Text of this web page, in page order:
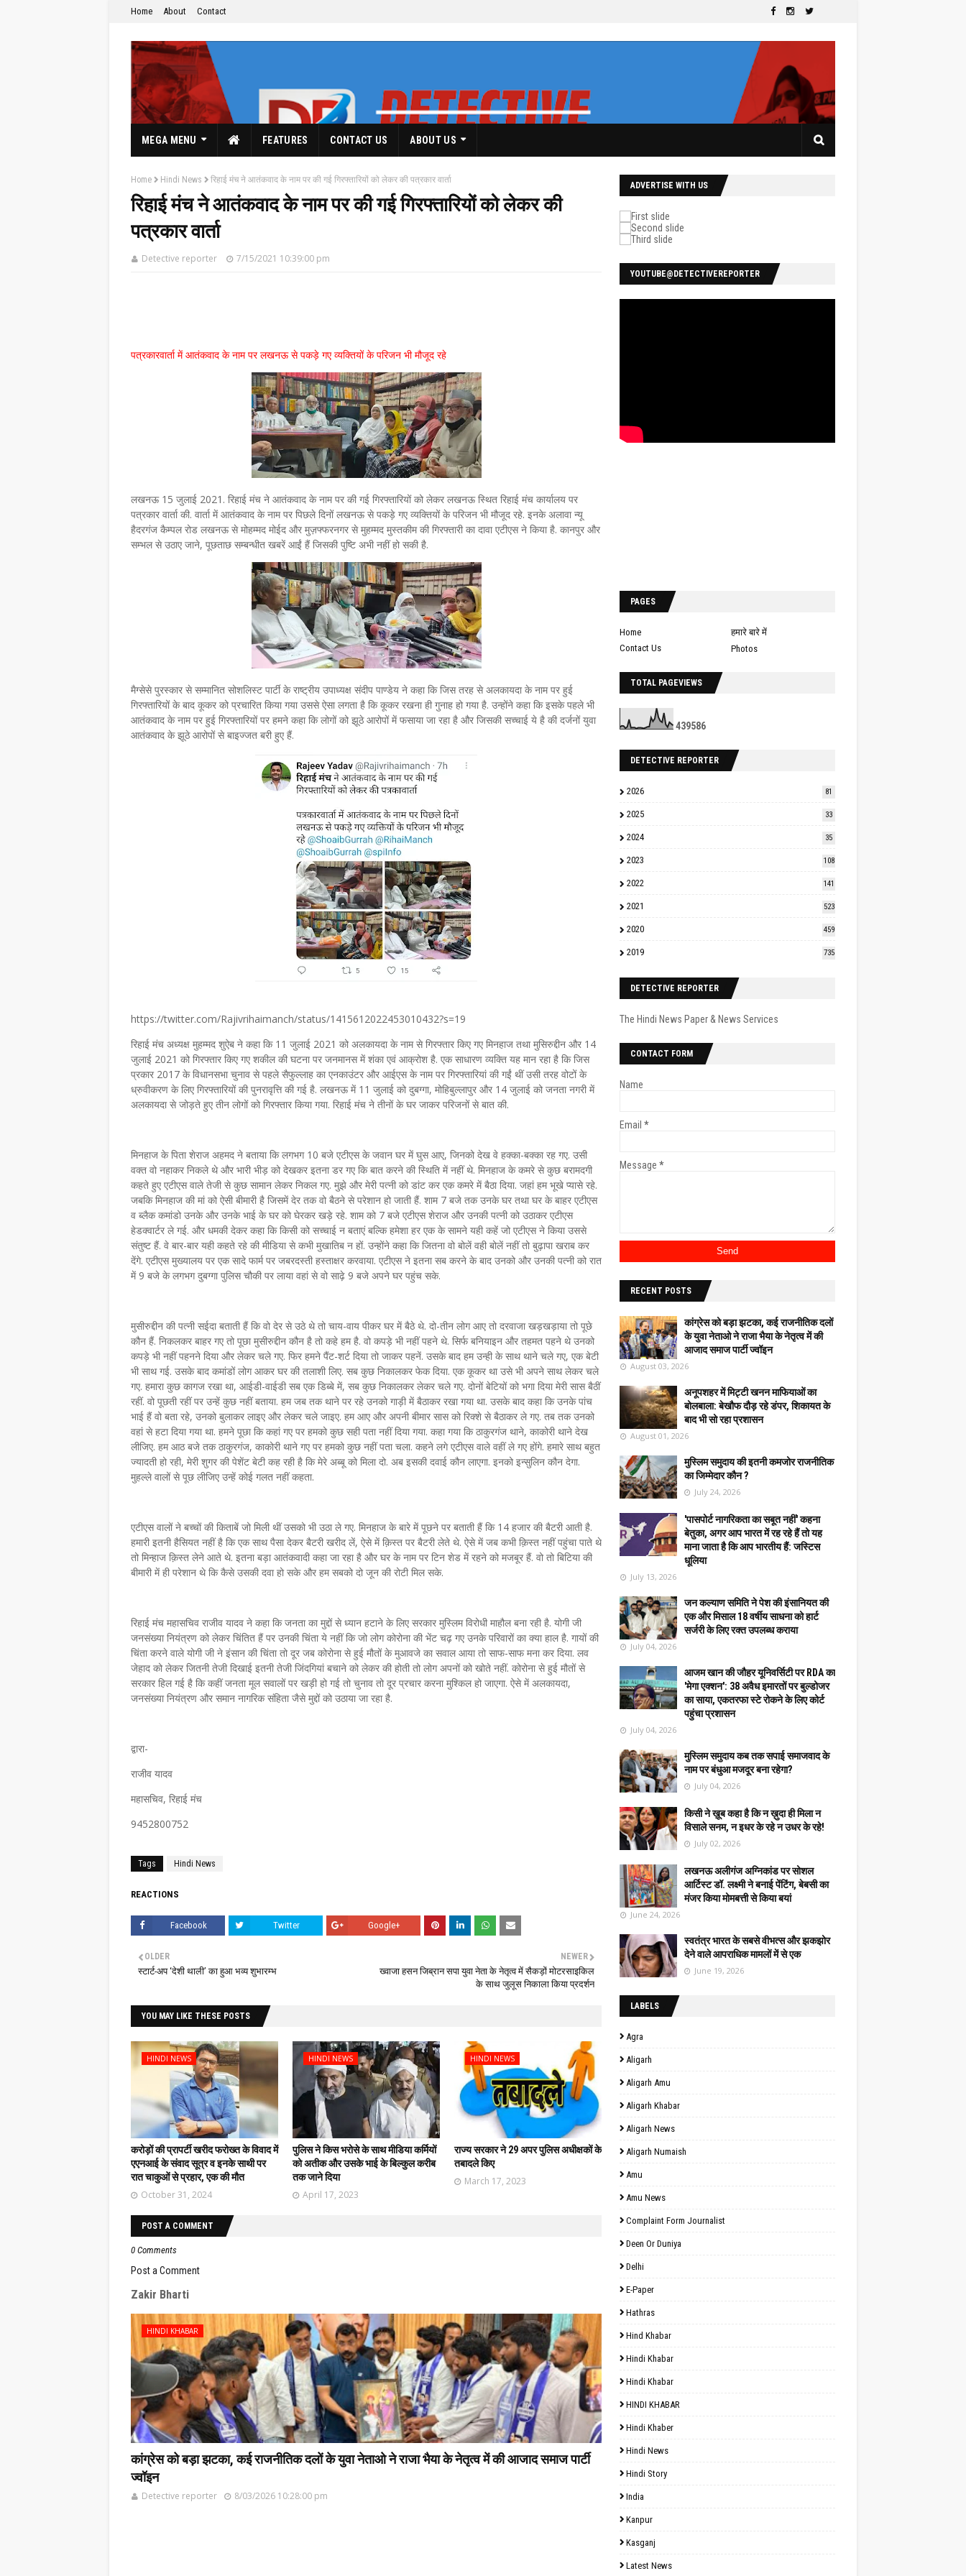
Home About Contact
The Hindi News Paper & News Service's
MEGA MENU FEATURES CONTACT US ABOUT US
Home Hindi News रिहाई मंच ने आतंकवाद के नाम पर की गई गिरफ्तारियों को लेकर की पत्रकार वार्ता
रिहाई मंच ने आतंकवाद के नाम पर की गई गिरफ्तारियों को लेकर की
पत्रकार वार्ता
Detective reporter 7/15/2021 10:39:00 pm
पत्रकारवार्ता में आतंकवाद के नाम पर लखनऊ से पकड़े गए व्यक्तियों के परिजन भी मौजूद रहे
लखनऊ 15 जुलाई 2021. रिहाई मंच ने आतंकवाद के नाम पर की गई गिरफ्तारियों को लेकर लखनऊ स्थित रिहाई मंच कार्यालय पर
पत्रकार वार्ता की. वार्ता में आतंकवाद के नाम पर पिछले दिनों लखनऊ से पकड़े गए व्यक्तियों के परिजन भी मौजूद रहे. इनके अलावा न्यू
हैदरगंज कैम्पल रोड लखनऊ से मोहम्मद मोईद और मुज़फ्फरनगर से मुहम्मद मुस्तकीम की गिरफ्तारी का दावा एटीएस ने किया है. कानपुर और
सम्भल से उठाए जाने, पूछताछ सम्बन्धीत खबरें आईं हैं जिसकी पुष्टि अभी नहीं हो सकी है.
मैग्सेसे पुरस्कार से सम्मानित सोशलिस्ट पार्टी के राष्ट्रीय उपाध्यक्ष संदीप पाण्डेय ने कहा कि जिस तरह से अलकायदा के नाम पर हुई
गिरफ्तारियों के बाद कूकर को प्रचारित किया गया उससे ऐसा लगता है कि कूकर रखना ही गुनाह हो गया है. उन्होंने कहा कि इसके पहले भी
आतंकवाद के नाम पर हुई गिरफ्तारियों पर हमने कहा कि लोगों को झूठे आरोपों में फसाया जा रहा है और जिसकी सच्चाई ये है की दर्जनों युवा
आतंकवाद के झूठे आरोपों से बाइज्जत बरी हुए हैं.
https://twitter.com/Rajivrihaimanch/status/1415612022453010432?s=19
रिहाई मंच अध्यक्ष मुहम्मद शुऐब ने कहा कि 11 जुलाई 2021 को अलकायदा के नाम से गिरफ्तार किए गए मिनहाज तथा मुसिरुद्दीन और 14
जुलाई 2021 को गिरफ्तार किए गए शकील की घटना पर जनमानस में शंका एवं आक्रोश है. एक साधारण व्यक्ति यह मान रहा है कि जिस
प्रकार 2017 के विधानसभा चुनाव से पहले सैफुल्लाह का एनकाउंटर और आईएस के नाम पर गिरफ्तारियां की गईं थीं उसी तरह वोटों के
ध्रुवीकरण के लिए गिरफ्तारियों की पुनरावृत्ति की गई है. लखनऊ में 11 जुलाई को दुबग्गा, मोहिबुल्लापुर और 14 जुलाई को जनता नगरी में
अलकायदा से जोड़ते हुए तीन लोगों को गिरफ्तार किया गया. रिहाई मंच ने तीनों के घर जाकर परिजनों से बात की.
मिनहाज के पिता शेराज अहमद ने बताया कि लगभग 10 बजे एटीएस के जवान घर में घुस आए, जिनको देख वे हक्का-बक्का रह गए. उसी
वक्त वो नहाकर निकले थे और भारी भीड़ को देखकर इतना डर गए कि बात करने की स्थिति में नहीं थे. मिनहाज के कमरे से कुछ बरामदगी
कहते हुए एटीएस वाले तेजी से कुछ सामान लेकर निकल गए. मुझे और मेरी पत्नी को डांट कर एक कमरे में बैठा दिया. जहां हम भूखे प्यासे रहे.
जबकि मिनहाज की मां को ऐसी बीमारी है जिसमें देर तक वो बैठने से परेशान हो जाती हैं. शाम 7 बजे तक उनके घर तथा घर के बाहर एटीएस
व ब्लैक कमांडो उनके और उनके भाई के घर को घेरकर खड़े रहे. शाम को 7 बजे एटीएस शेराज और उनकी पत्नी को उठाकर एटीएस
हेडक्वार्टर ले गई. और धमकी देकर कहा कि किसी को सच्चाई न बताएं बल्कि हमेशा हर एक के सामने यही कहें जो एटीएस ने किया उससे
संतुष्ट हैं. वे बार-बार यही कहते रहे की मीडिया से कभी मुखातिब न हों. उन्होंने कहा कि जितना वो बोलें वही बोलें नहीं तो बुढ़ापा खराब कर
देंगे. एटीएस मुख्यालय पर एक सादे फार्म पर जबरदस्ती हस्ताक्षर करवाया. एटीएस ने इतना सब करने के बाद उनको और उनकी पत्नी को रात
में 9 बजे के लगभग दुबग्गा पुलिस चौकी पर लाया वहां से वो साढ़े 9 बजे अपने घर पहुंच सके.
मुसीरुद्दीन की पत्नी सईदा बताती हैं कि वो देर से उठे थे तो चाय-वाय पीकर घर में बैठे थे. दो-तीन लोग आए तो दरवाजा खड़खड़ाया तो पूछे
कौन हैं. निकलकर बाहर गए तो पूछा मुसीरुद्दीन कौन है तो कहे हम है. वो कपड़े भी नहीं पहने थे. सिर्फ बनियाइन और तहमत पहने थे उनको
कपड़े भी नहीं पहनने दिया और लेकर चले गए. फिर हमने पैंट-शर्ट दिया तो जाकर पहनें. उसके बाद हम उन्ही के साथ थाने चले गए, एक बेटी
भी साथ गई. उसके बाद कमांडों लोग आकर घर की तलाशी लिए. सब कुछ निकालकर फेक दिया. एक कूकर था उसे भी अपने साथ लेकर चले
गए. हमारा कुछ कागज रखा था, आईडी-वाईडी सब एक डिब्बे में, सब कुछ निकालकर लेकर चले गए. दोनों बेटियों को भगा दिया मेरी सास बैठीं
रहीं. वो पूछती रहीं पर उन्हें कुछ नहीं बताया. हम जब तक थाने पर रहे उनको गाड़ी में बैठाकर रखा गया था. उसके बाद कहा कि उनके पांच
भाई हैं वो बता रहे, उनको बुलाकर लाइए और लेकर चले जाइए. हम आए और अपनी बीमार सास को रिक्शे से बैठाकर ले गए. तब तक उनको
वहां से हटा दिया गया था. हमने पूछा कि कहां गए पर हमको कुछ सही पता नहीं दिया गया. कहा गया कि ठाकुरगंज थाने, काकोरी थाने देख
लीजिए. हम आठ बजे तक ठाकुरगंज, काकोरी थाने गए पर हमको कुछ नहीं पता चला. कहने लगे एटीएस वाले वहीं ले गए होंगे. हमारे साथ बहुत
ज्यादती हो रही, मेरी शुगर की पेशेंट बेटी कह रही है कि मेरे अब्बू को मिला दो. अब इसकी दवाई कौन लाएगा. इनको इन्सुलिन कौन देगा.
मुहल्ले वालों से पूछ लीजिए उन्हें कोई गलत नहीं कहता.
एटीएस वालों ने बच्चों की किताबें जो मिली थीं उसको भी उठा ले गए. मिनहाज के बारे में पूछने पर बताती हैं कि 14 हजार की बैटरी आती है.
हमारी इतनी हैसियत नहीं है कि एक साथ पैसा देकर बैटरी खरीद लें, ऐसे में क़िस्त पर बैटरी लेते थे. ऐसे में जब कभी क़िस्त नहीं पहुंचा पाते थे
तो मिन्हाज क़िस्त लेने आते थे. इतना बड़ा आतंकवादी कहा जा रहा है और घर के नाम पर टिन शेड में रहने को मजबूर हैं. वो तो बिटिया की
बीमारी में ही परेशान थे कि कैसे उसकी दवा हो सके और हम सबको दो जून की रोटी मिल सके.
रिहाई मंच महासचिव राजीव यादव ने कहा कि जनता का मुद्दों से ध्यान हटाने के लिए सरकार मुस्लिम विरोधी माहौल बना रही है. योगी जी
जनसंख्या नियंत्रण को लेकर चिंतित हैं पर उनकी चिंता ये नहीं कि जो लोग कोरोना की भेंट चढ़ गए उनके परिवारों का क्या हाल है. गायों की
चिंता करने वाले योगी जी ने इंसान की चिंता तो दूर जब कोरोना से हुई मौतों के मुआवजे का सवाल आया तो साफ-साफ मना कर दिया. लव
जेहाद को लेकर जितनी तेजी दिखाई इतनी तेजी जिंदगियां बचाने को लेकर की होती तो लोग अपनों को खोते नहीं. कोरोना से हुई मौतों से
सरकार हिल गई है कि कहीं जनता मूल सवालों पर खड़ी हो गई तो चुनाव तो दूर प्रचार करना मुश्किल हो जाएगा. ऐसे में अलकायदा,
जनसंख्या नियंत्रण और समान नागरिक संहिता जैसे मुद्दों को उठाया जा रहा है.
द्वारा-
राजीव यादव
महासचिव, रिहाई मंच
9452800752
Tags Hindi News
REACTIONS
Facebook Twitter Google+
NEWER
ख्वाजा हसन जिब्रान सपा युवा नेता के नेतृत्व में सैकड़ों मोटरसाइकिल
के साथ जुलूस निकाला किया प्रदर्शन
OLDER
स्टार्ट-अप ‘देशी थाली’ का हुआ भव्य शुभारम्भ
YOU MAY LIKE THESE POSTS
HINDI NEWS
करोड़ों की प्रापर्टी खरीद फरोख्त के विवाद में
एएनआई के संवाद सूत्र व इनके साथी पर
रात चाकुओं से प्रहार, एक की मौत
October 31, 2024
HINDI NEWS
पुलिस ने किस भरोसे के साथ मीडिया कर्मियों
को अतीक और उसके भाई के बिल्कुल करीब
तक जाने दिया
April 17, 2023
HINDI NEWS
राज्य सरकार ने 29 अपर पुलिस अधीक्षकों के
तबादले किए
March 17, 2023
POST A COMMENT
0 Comments
Post a Comment
Zakir Bharti
HINDI KHABAR
कांग्रेस को बड़ा झटका, कई राजनीतिक दलों के युवा नेताओ ने राजा भैया के नेतृत्व में की आजाद समाज पार्टी
ज्वॉइन
Detective reporter 8/03/2026 10:28:00 pm
ADVERTISE WITH US
YOUTUBE@DETECTIVEREPORTER
PAGES
Home
हमारे बारे में
Contact Us
Photos
TOTAL PAGEVIEWS
439586
DETECTIVE REPORTER
2026 81
2025 33
2024 35
2023 108
2022 141
2021 523
2020 459
2019 735
DETECTIVE REPORTER
The Hindi News Paper & News Services
CONTACT FORM
Name
Email *
Message *
RECENT POSTS
कांग्रेस को बड़ा झटका, कई राजनीतिक दलों
के युवा नेताओ ने राजा भैया के नेतृत्व में की
आजाद समाज पार्टी ज्वॉइन
August 03, 2026
अनूपशहर में मिट्टी खनन माफियाओं का
बोलबाला: बेखौफ दौड़ रहे डंपर, शिकायत के
बाद भी सो रहा प्रशासन
August 01, 2026
मुस्लिम समुदाय की इतनी कमजोर राजनीतिक
का जिम्मेदार कौन ?
July 24, 2026
'पासपोर्ट नागरिकता का सबूत नहीं' कहना
बेतुका, अगर आप भारत में रह रहे हैं तो यह
माना जाता है कि आप भारतीय हैं: जस्टिस
धूलिया
July 13, 2026
जन कल्याण समिति ने पेश की इंसानियत की
एक और मिसाल 18 वर्षीय साधना को हार्ट
सर्जरी के लिए रक्त उपलब्ध कराया
July 04, 2026
आजम खान की जौहर यूनिवर्सिटी पर RDA का
'मेगा एक्शन': 38 अवैध इमारतों पर बुल्डोजर
का साया, एकतरफा स्टे रोकने के लिए कोर्ट
पहुंचा प्रशासन
July 04, 2026
मुस्लिम समुदाय कब तक सपाई समाजवाद के
नाम पर बंधुआ मजदूर बना रहेगा?
July 04, 2026
किसी ने ख़ूब कहा है कि न ख़ुदा ही मिला न
विसाले सनम, न इधर के रहे न उधर के रहे!
July 02, 2026
लखनऊ अलीगंज अग्निकांड पर सोशल
आर्टिस्ट डॉ. लक्ष्मी ने बनाई पेंटिंग, बेबसी का
मंजर किया मोमबत्ती से किया बयां
June 24, 2026
स्वतंत्र भारत के सबसे वीभत्स और झकझोर
देने वाले आपराधिक मामलों में से एक
June 19, 2026
LABELS
Agra
Aligarh
Aligarh Amu
Aligarh Khabar
Aligarh News
Aligarh Numaish
Amu
Amu News
Complaint Form Journalist
Deen Or Duniya
Delhi
E-Paper
Hathras
Hind Khabar
Hindi Khabar
Hindi Khabar
HINDI KHABAR
Hindi Khaber
Hindi News
Hindi Story
India
Kanpur
Kasganj
Latest News